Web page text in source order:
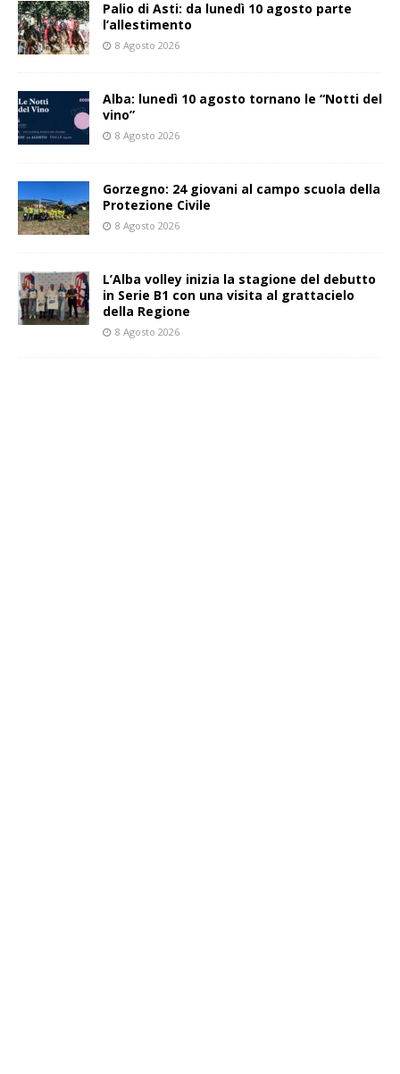
Palio di Asti: da lunedì 10 agosto parte
l’allestimento
8 Agosto 2026
Alba: lunedì 10 agosto tornano le “Notti del
vino”
8 Agosto 2026
Gorzegno: 24 giovani al campo scuola della
Protezione Civile
8 Agosto 2026
L’Alba volley inizia la stagione del debutto
in Serie B1 con una visita al grattacielo
della Regione
8 Agosto 2026